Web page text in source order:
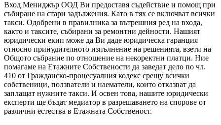
Вход Мениджър ООД Ви предоставя съдействие и помощ при
събиране на стари задължения. Като в тях се включват всички
такси. Одобрени в правилника за вътрешния ред на входа,
както и таксите, събирани за ремонтни дейности. Нашият
юридически екип може да Ви даде юридическа гаранция
относно принудителното изпълнение на решенията, взети на
Общото събрание по отношение на некоректни платци. Ние
помагаме на Етажните Собствености да заведат дело по чл.
410 от Гражданско-процесуалния кодекс срещу всички
собственици, ползватели и наематели, които отказват да
заплащат нужните такси. И освен това, нашите юридически
експерти ще бъдат медиатор в разрешаването на спорове от
различни естества в Етажната Собственост.